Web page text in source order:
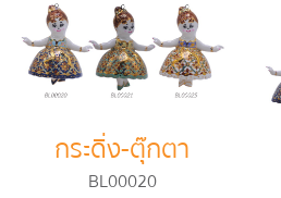
กระดิ่ง-ตุ๊กตา
BL00020